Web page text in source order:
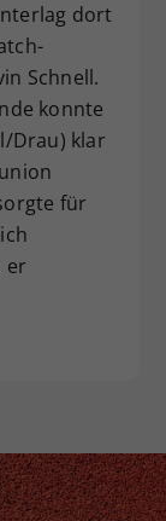
dort
Schnell.
konnte
Drau) klar
für
er